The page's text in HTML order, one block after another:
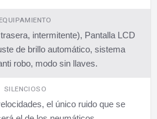
EQUIPAMIENTO
intermitente), Pantalla LCD
de brillo automático, sistema
robo, modo sin llaves.
SILENCIOSO
el único ruido que se